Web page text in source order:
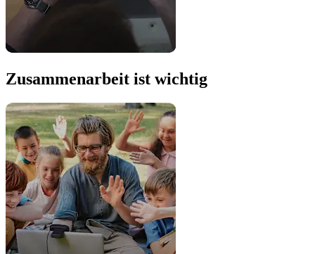
Zusammenarbeit ist wichtig